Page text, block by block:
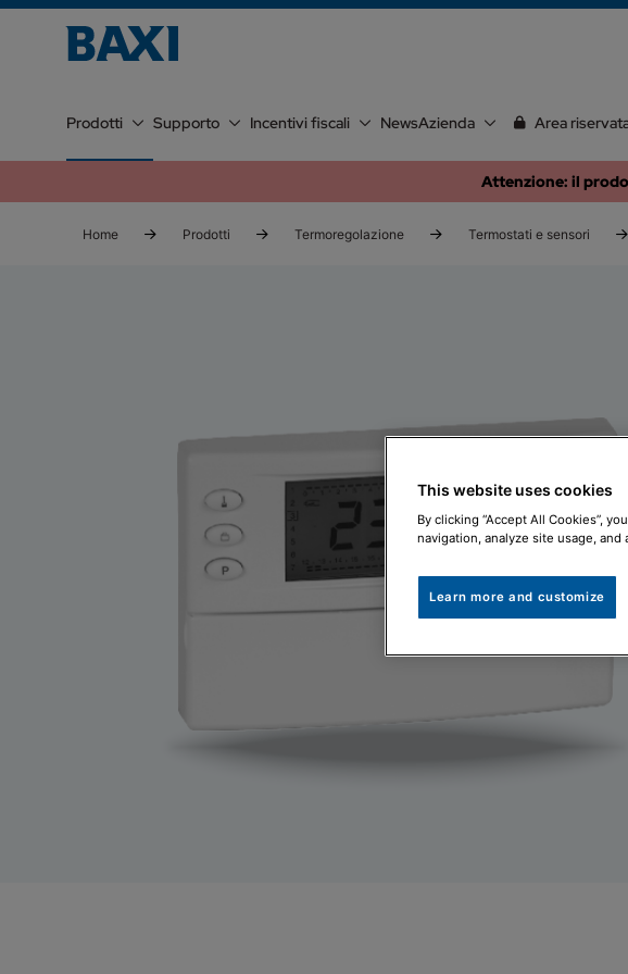
Prodotti Supporto Incentivi fiscali NewsAzienda Area
Attenzione: il
Home Prodotti Termoregolazione Termostati e sensori
This website uses cookies
By clicking “Accept All Cookies”,
navigation, analyze site usage,
Learn more and customize